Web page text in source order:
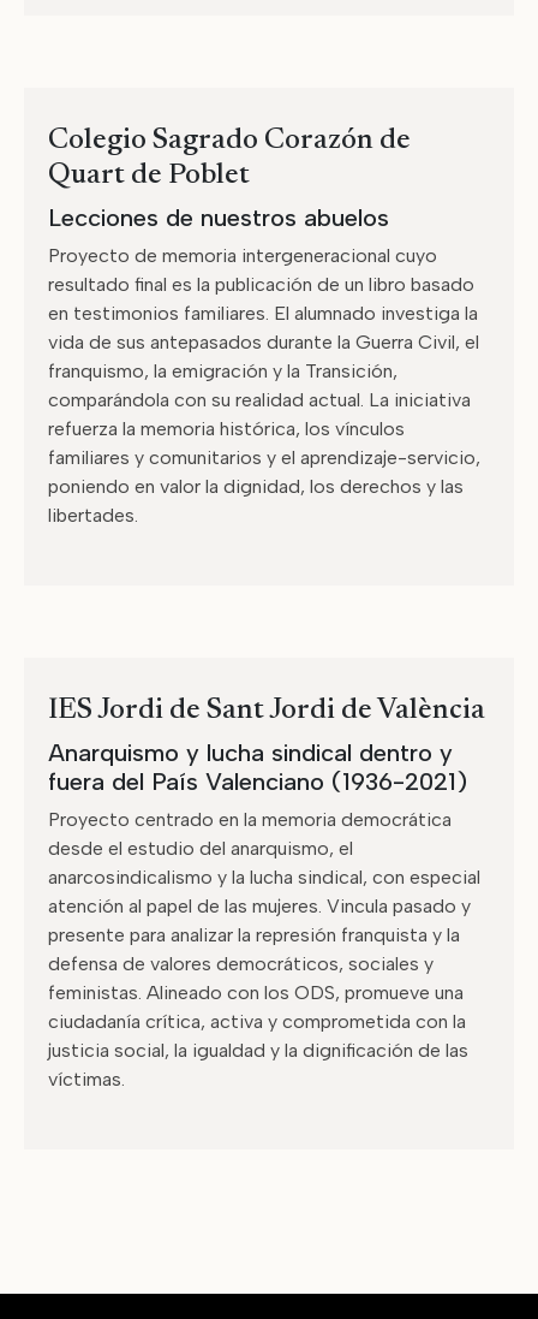
Colegio Sagrado Corazón de
Quart de Poblet
Lecciones de nuestros abuelos
Proyecto de memoria intergeneracional cuyo
resultado final es la publicación de un libro basado
en testimonios familiares. El alumnado investiga la
vida de sus antepasados durante la Guerra Civil, el
franquismo, la emigración y la Transición,
comparándola con su realidad actual. La iniciativa
refuerza la memoria histórica, los vínculos
familiares y comunitarios y el aprendizaje-servicio,
poniendo en valor la dignidad, los derechos y las
libertades.
IES Jordi de Sant Jordi de València
Anarquismo y lucha sindical dentro y
fuera del País Valenciano (1936-2021)
Proyecto centrado en la memoria democrática
desde el estudio del anarquismo, el
anarcosindicalismo y la lucha sindical, con especial
atención al papel de las mujeres. Vincula pasado y
presente para analizar la represión franquista y la
defensa de valores democráticos, sociales y
feministas. Alineado con los ODS, promueve una
ciudadanía crítica, activa y comprometida con la
justicia social, la igualdad y la dignificación de las
víctimas.